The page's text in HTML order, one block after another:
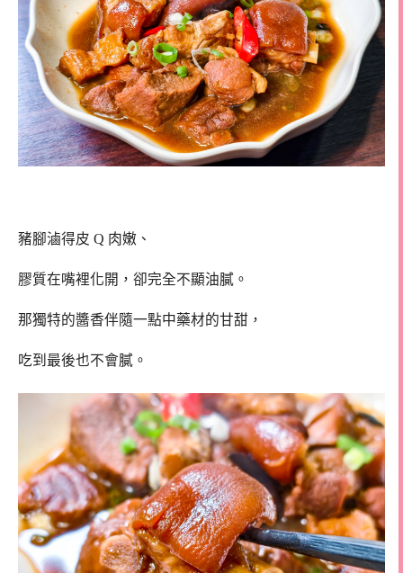
豬腳滷得皮 Q 肉嫩、
膠質在嘴裡化開，卻完全不顯油膩。
那獨特的醬香伴隨一點中藥材的甘甜，
吃到最後也不會膩。